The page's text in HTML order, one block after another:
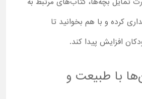
کرده و با هم بخوانید تا
افزایش پیدا کند.
با طبیعت و